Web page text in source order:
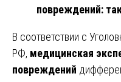
повреждений:
В соответствии с
РФ, медицинская
повреждений